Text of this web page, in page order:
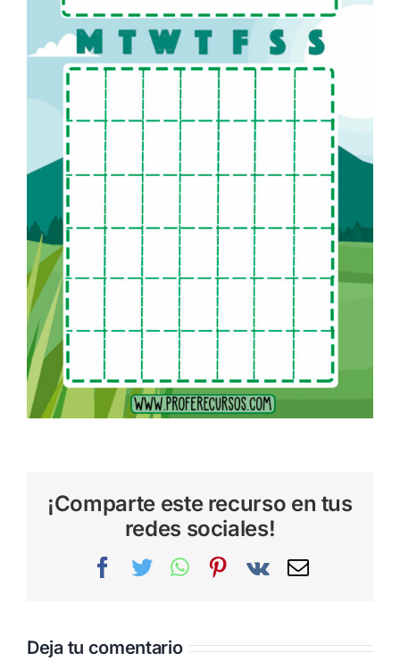
¡Comparte este recurso en tus
redes sociales!
Facebook
TwitterWhatsAppPinterest
Vk
Correo
Deja tu comentario